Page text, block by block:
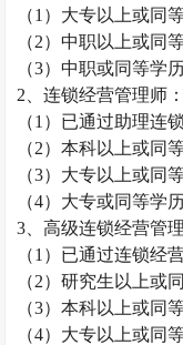
（1）大专以上或同
（2）中职以上或同
（3）中职或同等学
2、连锁经营管理师 ：
（1）已通过助理连
（2）本科以上或同
（3）大专以上或同
（4）大专或同等学
3、高级连锁经营管
（1）已通过连锁经
（2）研究生以上或
（3）本科以上或同
（4）大专以上或同